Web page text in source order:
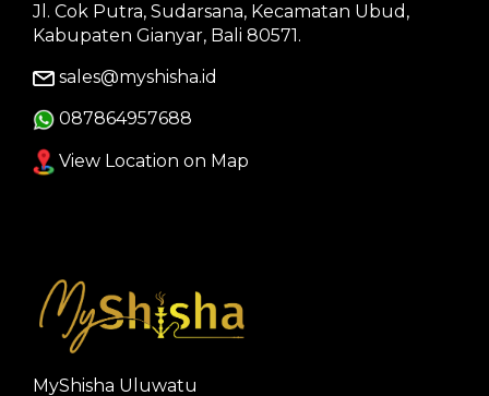
Jl. Cok Putra, Sudarsana, Kecamatan Ubud,
Kabupaten Gianyar, Bali 80571.
sales@myshisha.id
087864957688
View Location on Map
MyShisha Uluwatu